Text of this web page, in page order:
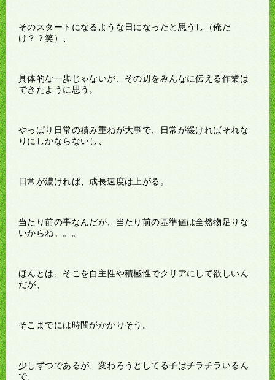
そのスタートになるような日になったと思うし（俺だ
け？？笑）、
具体的な一歩じゃないが、その辺をみんなに伝える作業は
できたように思う。
やっぱり日常の積み重ねが大事で、日常が緩ければそれな
りにしかならないし、
日常が濃ければ、成長速度は上がる。
当たり前の事なんだが、当たり前の基準値は全然物足りな
いからね。。。
ほんとは、そこを自主性や積極性でクリアにして欲しいん
だが、
そこまでには時間がかかりそう。
少しずつであるが、変わろうとしてる子はチラチラいるん
で、